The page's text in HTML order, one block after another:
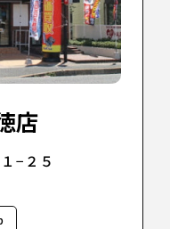
店
−２５